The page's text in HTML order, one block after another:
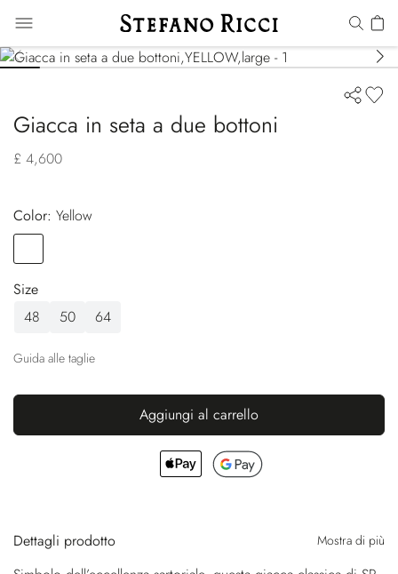
Giacca in seta a due bottoni
£ 4,600
Color:
yellow
Size
48
50 64
Guida alle taglie
Aggiungi al carrello
Dettagli prodotto Mostra di più